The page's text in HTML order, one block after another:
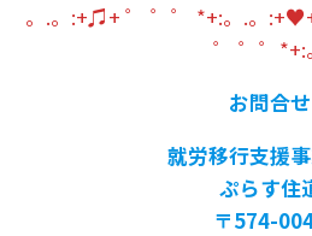
。.。:+♫+ ゜ ゜゜ *+:。.。
゜ ゜゜*+:。
お問合せ
就労移行支援
ぷらす住
〒574-